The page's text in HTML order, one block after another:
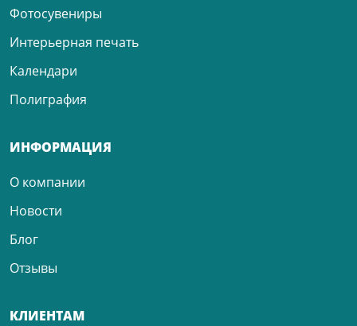
Фотосувениры
Интерьерная печать
Календари
Полиграфия
ИНФОРМАЦИЯ
О компании
Новости
Блог
Отзывы
КЛИЕНТАМ